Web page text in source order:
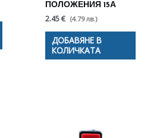
ПОЛОЖЕНИЯ 15А
2.45 € (4.79 лв.)
ДОБАВЯНЕ В
КОЛИЧКАТА